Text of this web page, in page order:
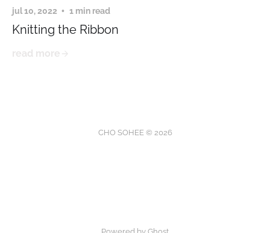
jul 10, 2022 1 min read
Knitting the Ribbon
read more
CHO SOHEE © 2026